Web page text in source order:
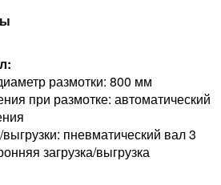
размотки: 800 мм
при размотке: автоматический
пневматический вал 3
загрузка/выгрузка